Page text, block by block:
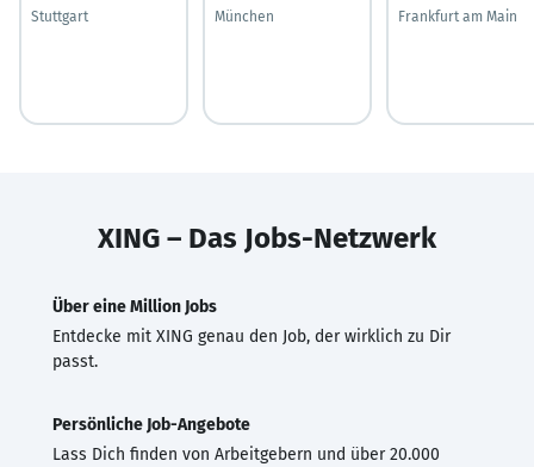
Stuttgart
München
Frankfurt am Main
XING – Das Jobs-Netzwerk
Über eine Million Jobs
Entdecke mit XING genau den Job, der wirklich zu Dir
passt.
Persönliche Job-Angebote
Lass Dich finden von Arbeitgebern und über 20.000